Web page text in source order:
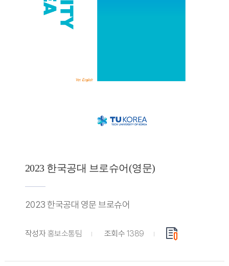
2023 한국공대 브로슈어(영문)
2023 한국공대 영문 브로슈어
작성자홍보소통팀 조회수 1389